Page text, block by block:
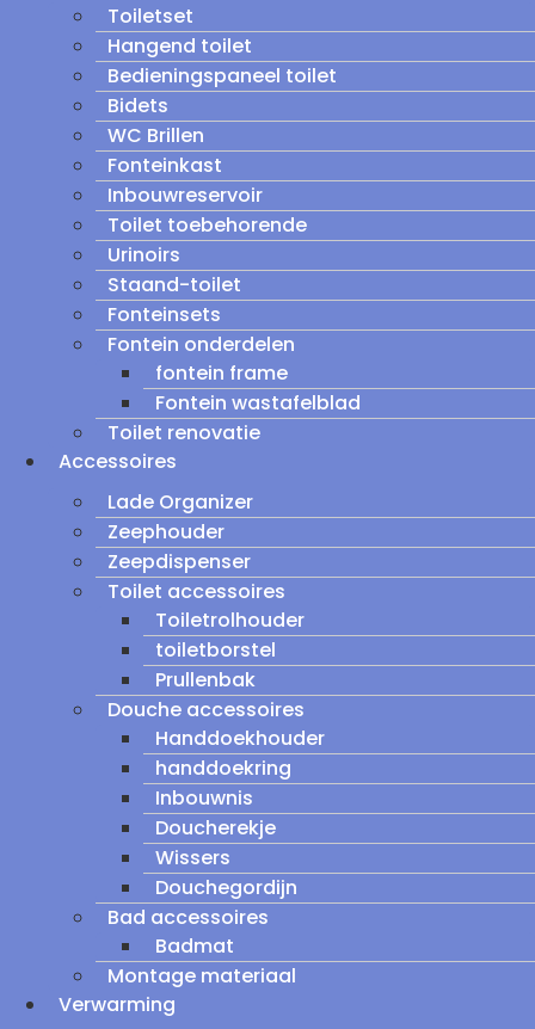
Toiletset
Hangend toilet
Bedieningspaneel toilet
Bidets
WC Brillen
Fonteinkast
Inbouwreservoir
Toilet toebehorende
Urinoirs
Staand-toilet
Fonteinsets
Fontein onderdelen
fontein frame
Fontein wastafelblad
Toilet renovatie
Accessoires
Lade Organizer
Zeephouder
Zeepdispenser
Toilet accessoires
Toiletrolhouder
toiletborstel
Prullenbak
Douche accessoires
Handdoekhouder
handdoekring
Inbouwnis
Doucherekje
Wissers
Douchegordijn
Bad accessoires
Badmat
Montage materiaal
Verwarming